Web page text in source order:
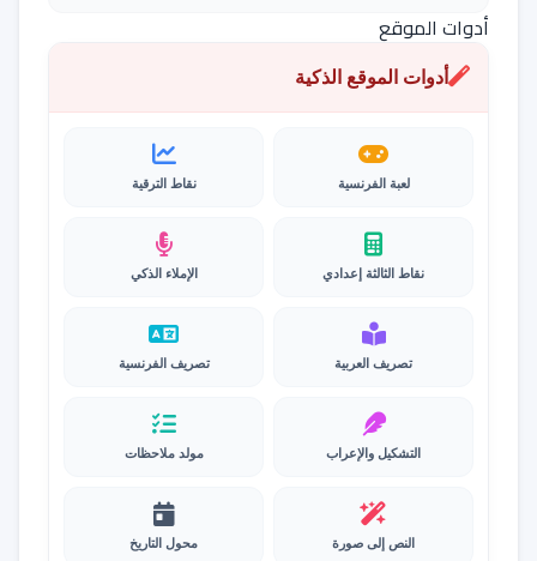
أدوات الموقع
أدوات الموقع الذكية
لعبة الفرنسية نقاط الترقية
نقاط الثالثة إعدادي الإملاء الذكي
تصريف العربية تصريف الفرنسية
التشكيل والإعراب مولد ملاحظات
النص إلى صورة محول التاريخ